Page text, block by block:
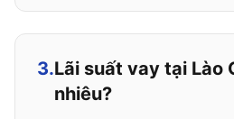
3.Lãi suất vay tại Lào
nhiêu?